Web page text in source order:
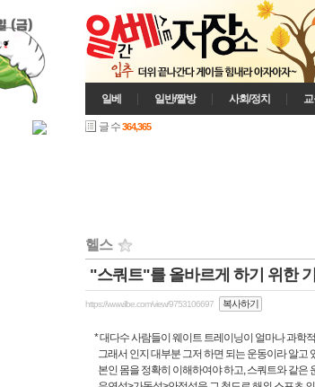
일베 일반/짤방 사회/정치
글 수364,365
헬스
"스쿼트"를 올바르게 하기 위한
https://www.ilbe.com/view/9753106697 복사하기
* 대다수 사람들이 웨이트 트레이닝이 얼마나 과학
그래서 인지 대부분 그저 하면 되는 운동이라 알고
본인 몸을 정확히 이해하여야 하고, 스쿼트와 같은
(금)